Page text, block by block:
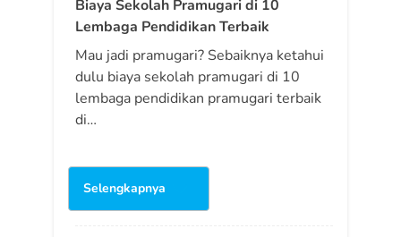
Biaya Sekolah Pramugari di 10
Lembaga Pendidikan Terbaik
Mau jadi pramugari? Sebaiknya ketahui
dulu biaya sekolah pramugari di 10
lembaga pendidikan pramugari terbaik
di…
Selengkapnya